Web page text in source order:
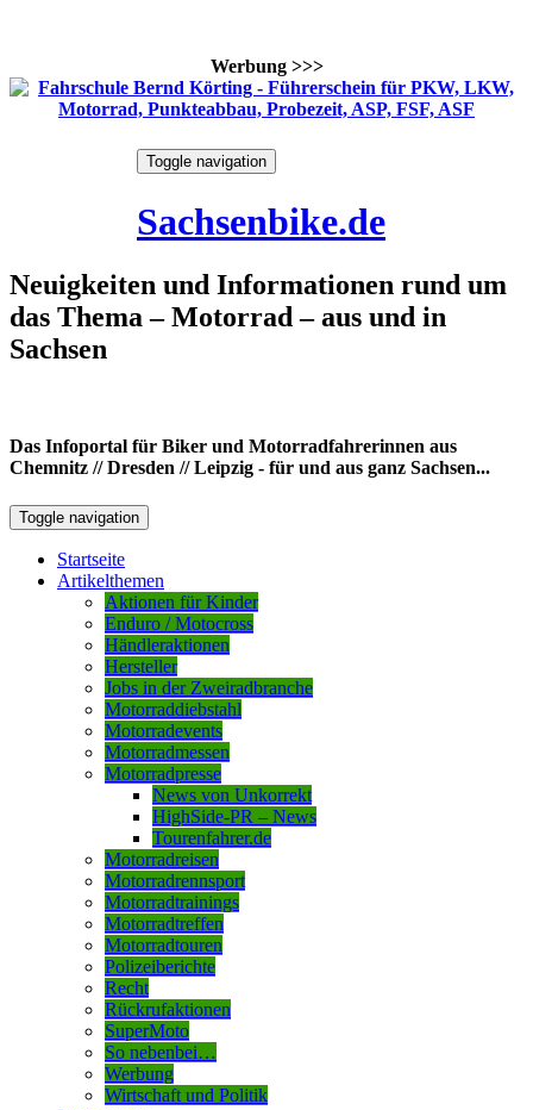
Werbung >>>
Toggle navigation
Sachsenbike.de
Neuigkeiten und Informationen rund um
das Thema – Motorrad – aus und in
Sachsen
Das Infoportal für Biker und Motorradfahrerinnen aus
Chemnitz // Dresden // Leipzig - für und aus ganz Sachsen...
Toggle navigation
Startseite
Artikelthemen
Aktionen für Kinder
Enduro / Motocross
Händleraktionen
Hersteller
Jobs in der Zweiradbranche
Motorraddiebstahl
Motorradevents
Motorradmessen
Motorradpresse
News von Unkorrekt
HighSide-PR – News
Tourenfahrer.de
Motorradreisen
Motorradrennsport
Motorradtrainings
Motorradtreffen
Motorradtouren
Polizeiberichte
Recht
Rückrufaktionen
SuperMoto
So nebenbei…
Werbung
Wirtschaft und Politik